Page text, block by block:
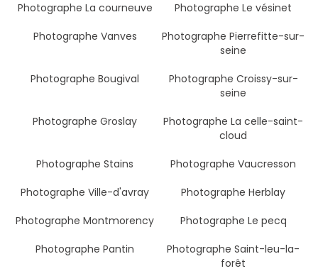
Photographe La courneuve
Photographe Le vésinet
Photographe Vanves
Photographe Pierrefitte-sur-
seine
Photographe Bougival
Photographe Croissy-sur-
seine
Photographe Groslay
Photographe La celle-saint-
cloud
Photographe Stains
Photographe Vaucresson
Photographe Ville-d'avray
Photographe Herblay
Photographe Montmorency
Photographe Le pecq
Photographe Pantin
Photographe Saint-leu-la-
forêt